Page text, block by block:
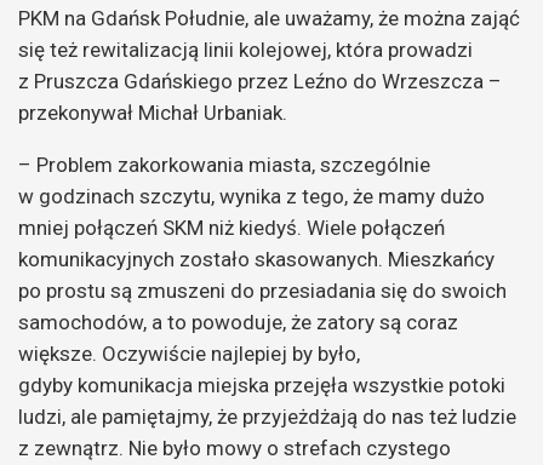
PKM na Gdańsk Południe, ale uważamy, że można zająć
się też rewitalizacją linii kolejowej, która prowadzi
z Pruszcza Gdańskiego przez Leźno do Wrzeszcza –
przekonywał Michał Urbaniak.
– Problem zakorkowania miasta, szczególnie
w godzinach szczytu, wynika z tego, że mamy dużo
mniej połączeń SKM niż kiedyś. Wiele połączeń
komunikacyjnych zostało skasowanych. Mieszkańcy
po prostu są zmuszeni do przesiadania się do swoich
samochodów, a to powoduje, że zatory są coraz
większe. Oczywiście najlepiej by było,
gdyby komunikacja miejska przejęła wszystkie potoki
ludzi, ale pamiętajmy, że przyjeżdżają do nas też ludzie
z zewnątrz. Nie było mowy o strefach czystego